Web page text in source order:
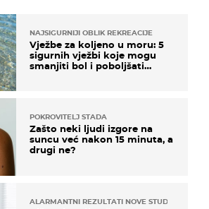
NAJSIGURNIJI OBLIK REKREACIJE
Vježbe za koljeno u moru: 5
sigurnih vježbi koje mogu
smanjiti bol i poboljšati
POKROVITELJ STADA
Zašto neki ljudi izgore na
suncu već nakon 15 minuta, a
drugi ne?
ALARMANTNI REZULTATI NOVE STUDIJE